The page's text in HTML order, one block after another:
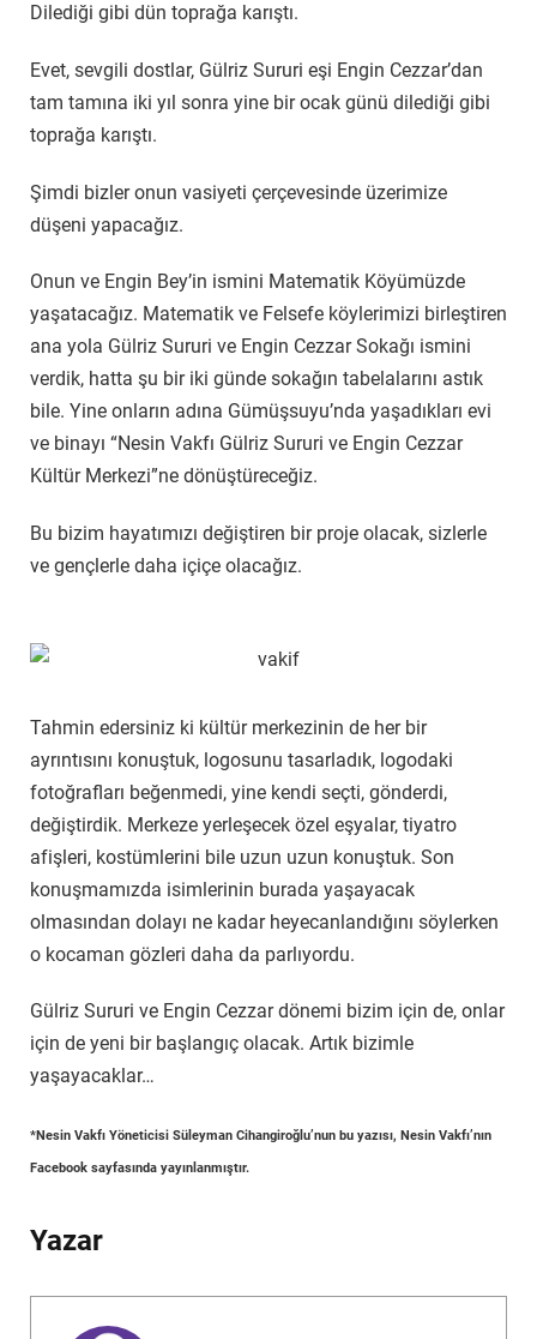
Dilediği gibi dün toprağa karıştı.
Evet, sevgili dostlar, Gülriz Sururi eşi Engin Cezzar’dan
tam tamına iki yıl sonra yine bir ocak günü dilediği gibi
toprağa karıştı.
Şimdi bizler onun vasiyeti çerçevesinde üzerimize
düşeni yapacağız.
Onun ve Engin Bey’in ismini Matematik Köyümüzde
yaşatacağız. Matematik ve Felsefe köylerimizi birleştiren
ana yola Gülriz Sururi ve Engin Cezzar Sokağı ismini
verdik, hatta şu bir iki günde sokağın tabelalarını astık
bile. Yine onların adına Gümüşsuyu’nda yaşadıkları evi
ve binayı “Nesin Vakfı Gülriz Sururi ve Engin Cezzar
Kültür Merkezi”ne dönüştüreceğiz.
Bu bizim hayatımızı değiştiren bir proje olacak, sizlerle
ve gençlerle daha içiçe olacağız.
Tahmin edersiniz ki kültür merkezinin de her bir
ayrıntısını konuştuk, logosunu tasarladık, logodaki
fotoğrafları beğenmedi, yine kendi seçti, gönderdi,
değiştirdik. Merkeze yerleşecek özel eşyalar, tiyatro
afişleri, kostümlerini bile uzun uzun konuştuk. Son
konuşmamızda isimlerinin burada yaşayacak
olmasından dolayı ne kadar heyecanlandığını söylerken
o kocaman gözleri daha da parlıyordu.
Gülriz Sururi ve Engin Cezzar dönemi bizim için de, onlar
için de yeni bir başlangıç olacak. Artık bizimle
yaşayacaklar…
*Nesin Vakfı Yöneticisi Süleyman Cihangiroğlu’nun bu yazısı, Nesin Vakfı’nın
Facebook sayfasında yayınlanmıştır.
Yazar